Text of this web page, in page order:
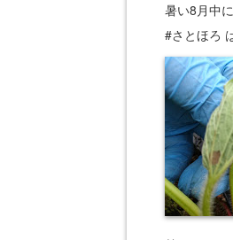
暑い8月中
#さとほろ